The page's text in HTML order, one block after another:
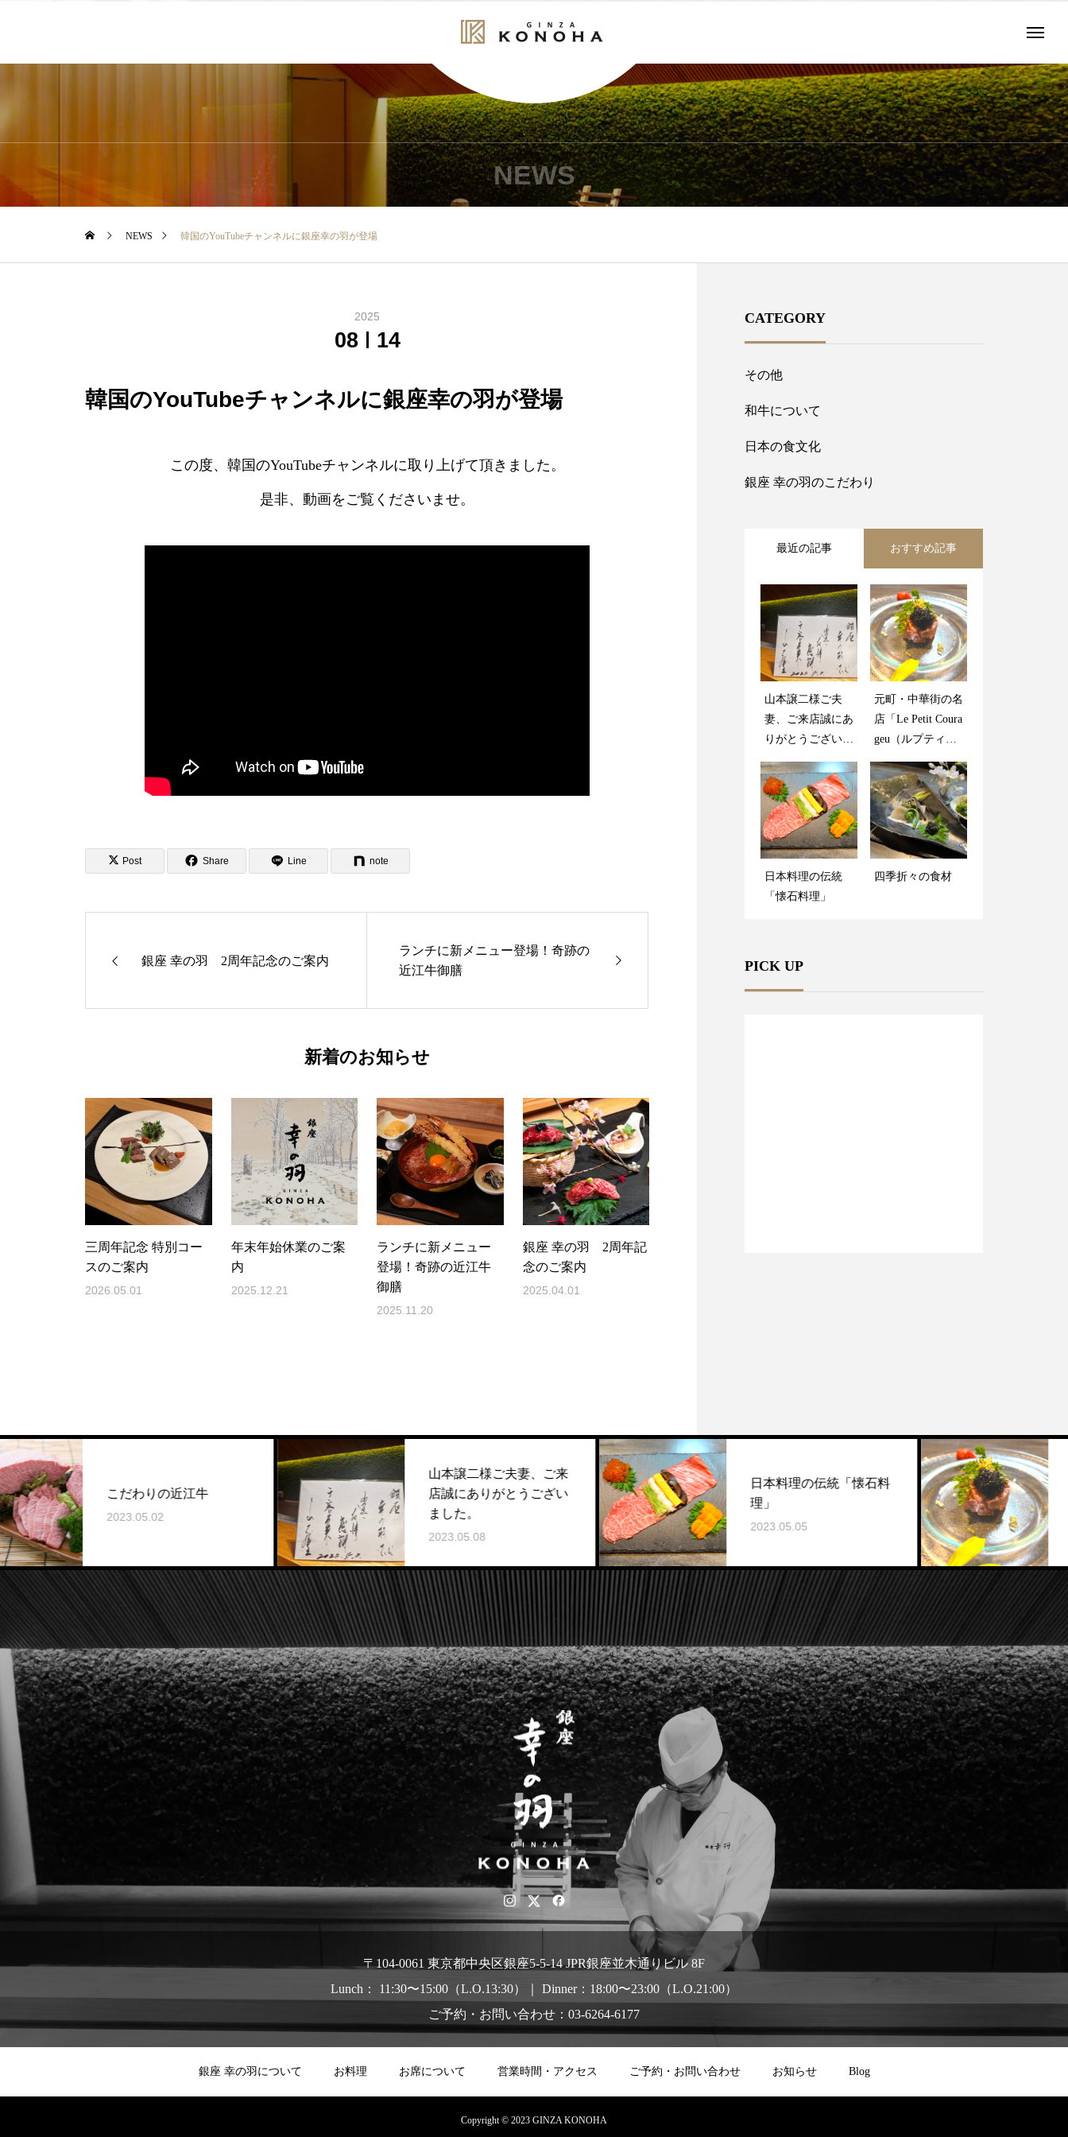
NEWS
NEWS 韓国のYouTubeチャンネルに銀座幸の羽が登場
2025
08 14
韓国のYouTubeチャンネルに銀座幸の羽が登場
この度、韓国のYouTubeチャンネルに取り上げて頂きました。
是非、動画をご覧くださいませ。
Post Share Line note
銀座 幸の羽 2周年記念のご案内
ランチに新メニュー登場！奇跡の
近江牛御膳
新着のお知らせ
三周年記念 特別コー
スのご案内
2026.05.01
年末年始休業のご案
内
2025.12.21
ランチに新メニュー
登場！奇跡の近江牛
御膳
2025.11.20
銀座 幸の羽 2周年記
念のご案内
2025.04.01
CATEGORY
その他
和牛について
日本の食文化
銀座 幸の羽のこだわり
最近の記事 おすすめ記事
山本譲二様ご夫
妻、ご来店誠にあ
りがとうございま
した。
元町・中華街の名
店「Le Petit Coura
geu（ルプティク
ラージュ）」監修
のメニュー
日本料理の伝統
「懐石料理」
四季折々の食材
PICK UP
こだわりの近江牛
2023.05.02
山本譲二様ご夫妻、ご来
店誠にありがとうござい
ました。
2023.05.08
日本料理の伝統「懐石料
理」
2023.05.05
元町・中華
Petit
クラージュ
ニュー
2023.05.05
〒104-0061 東京都中央区銀座5-5-14 JPR銀座並木通りビル 8F
Lunch： 11:30〜15:00（L.O.13:30）｜ Dinner：18:00〜23:00（L.O.21:00）
ご予約・お問い合わせ：03-6264-6177
銀座 幸の羽について お料理 お席について 営業時間・アクセス ご予約・お問い合わせ お知らせ Blog
Copyright © 2023 GINZA KONOHA